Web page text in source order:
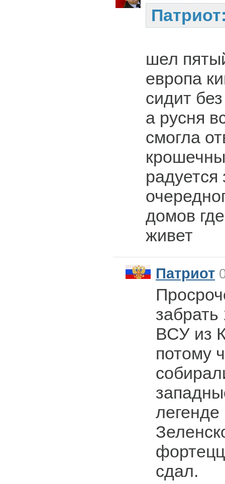
шел
европа
сидит без
а русня
смогла
радуется
домов
живет
Патриот
забрать
ВСУ из
потому
сдал.